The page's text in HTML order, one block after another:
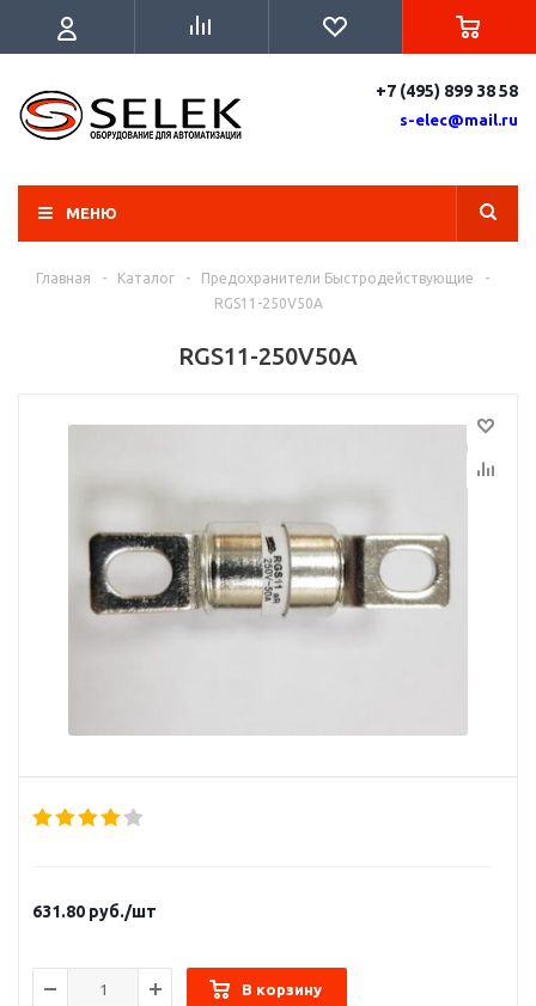
+7 (495) 899 38 58
s-elec@mail.ru
МЕНЮ
Главная - Каталог - Предохранители Быстродействующие
-
RGS11-250V50A
RGS11-250V50A
631.80 руб./шт
В корзину